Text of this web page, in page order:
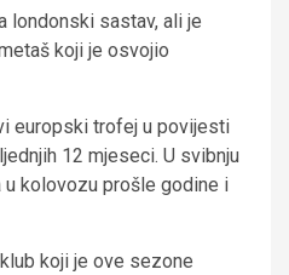
londonski sastav, ali je
koji je osvojio
europski trofej u povijesti
12 mjeseci. U svibnju
u kolovozu prošle godine i
koji je ove sezone